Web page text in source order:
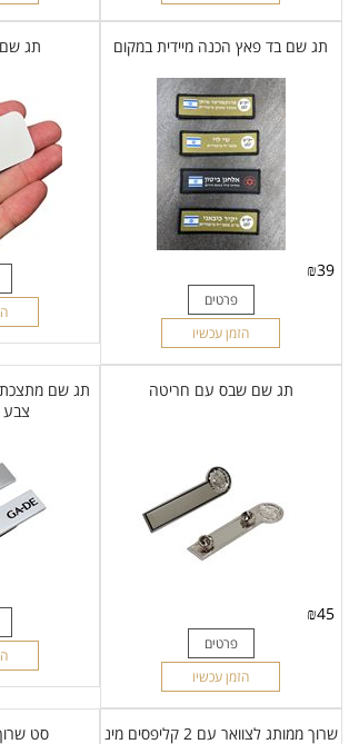
תג שם בד פאץ הכנה מיידית במקום
₪39
פרטים
הזמן עכשיו
תג
תג שם שבס עם חריטה
₪45
פרטים
הזמן עכשיו
תג שם מתצכת
צבע מינ
שרוך ממותג לצוואר עם 2 קליפסים מינ
סט